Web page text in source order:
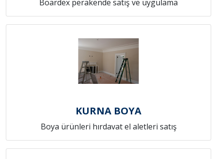
Boardex perakende satış ve uygulama
KURNA BOYA
Boya ürünleri hırdavat el aletleri satış